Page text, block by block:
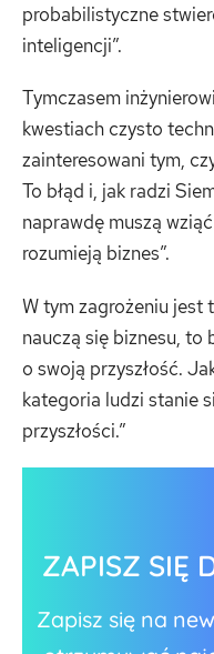
probabilistyczne
inteligencji”.
Tymczasem
kwestiach czysto
zainteresowani tym,
To błąd i, jak radzi
naprawdę muszą
rozumieją biznes”.
W tym zagrożeniu jest
nauczą się biznesu,
o swoją przyszłość.
kategoria ludzi stanie
przyszłości.”
ZAPISZ SIĘ
Zapisz się na